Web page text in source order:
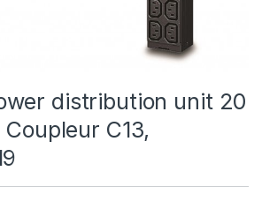
distribution unit 20
C13,